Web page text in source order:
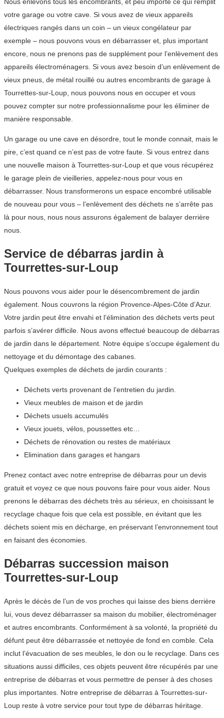
votre garage ou votre cave. Si vous avez de vieux appareils
électriques rangés dans un coin – un vieux congélateur par
exemple – nous pouvons vous en débarrasser et, plus important
encore, nous ne prenons pas de supplément pour l’enlèvement des
appareils électroménagers. Si vous avez besoin d’un enlèvement de
vieux pneus, de métal rouillé ou autres encombrants de garage à
Tourrettes-sur-Loup, nous pouvons nous en occuper et vous
pouvez compter sur notre professionnalisme pour les éliminer de
manière responsable.
Un garage ou une cave en désordre, tout le monde connait, mais le
pire, c’est quand ce n’est pas de votre faute. Si vous entrez dans
une nouvelle maison à Tourrettes-sur-Loup et que vous récupérez
le garage plein de vieilleries, appelez-nous pour vous en
débarrasser. Nous transformerons un espace encombré utilisable
de nouveau pour vous – l’enlèvement des déchets ne s’arrête pas
là pour nous, nous nous assurons également de balayer derrière
nous.
Service de débarras jardin à
Tourrettes-sur-Loup
Nous pouvons vous aider pour le désencombrement de jardin
également. Nous couvrons la région Provence-Alpes-Côte d’Azur.
Votre jardin peut être envahi et l’élimination des déchets verts peut
parfois s’avérer difficile. Nous avons effectué beaucoup de débarras
de jardin dans le département. Notre équipe s’occupe également du
nettoyage et du démontage des cabanes.
Quelques exemples de déchets de jardin courants :
Déchets verts provenant de l’entretien du jardin.
Vieux meubles de maison et de jardin
Déchets usuels accumulés
Vieux jouets, vélos, poussettes etc…
Déchets de rénovation ou restes de matériaux
Elimination dans garages et hangars
Prenez contact avec notre entreprise de débarras pour un devis
gratuit et voyez ce que nous pouvons faire pour vous aider. Nous
prenons le débarras des déchets très au sérieux, en choisissant le
recyclage chaque fois que cela est possible, en évitant que les
déchets soient mis en décharge, en préservant l’envronnement tout
en faisant des économies.
Débarras succession maison
Tourrettes-sur-Loup
Après le décès de l’un de vos proches qui laisse des biens derrière
lui, vous devez débarrasser sa maison du mobilier, électroménager
et autres encombrants. Conformément à sa volonté, la propriété du
défunt peut être débarrassée et nettoyée de fond en comble. Cela
inclut l’évacuation de ses meubles, le don ou le recyclage. Dans ces
situations aussi difficiles, ces objets peuvent être récupérés par une
entreprise de débarras et vous permettre de penser à des choses
plus importantes. Notre entreprise de débarras à Tourrettes-sur-
Loup reste à votre service pour tout type de débarras héritage.